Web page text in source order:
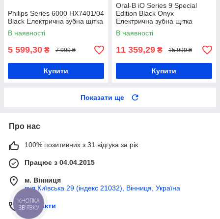
Philips Series 6000 HX7401/04
Black Електрична зубна щітка
В наявності
5 599,30 ₴ 7 999 ₴
Купити
Oral-B iO Series 9 Special
Edition Black Onyx
Електрична зубна щітка
В наявності
11 359,29 ₴ 15 999 ₴
Купити
Показати ще
Про нас
100% позитивних з 31 відгука за рік
Працює з 04.04.2015
м. Вінниця
вул Київська 29 (індекс 21032), Вінниця, Україна
Контакти
КНОПКА
ЗВ'ЯЗКУ